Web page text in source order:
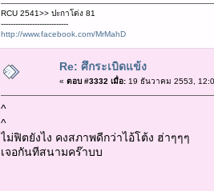
RCU 2541>> ปะกาโด่ง 81
----------------------------
http://www.facebook.com/MrMahD
Re: ศึกระเบิดแข้ง
« ตอบ #3332 เมื่อ:19 ธันวาคม 2553,
^
^
ไม่ฟิตยังไง คงสภาพดีกว่าไอ้โต้ง ฮ่าๆๆๆ
เจอกันทีสนามคร๊าบบ